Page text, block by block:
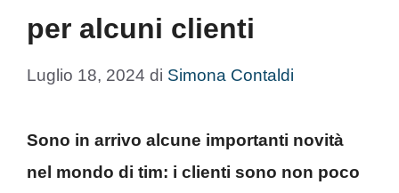
per alcuni clienti
Luglio 18, 2024 di Simona Contaldi
Sono in arrivo alcune importanti novità
nel mondo di tim: i clienti sono non poco